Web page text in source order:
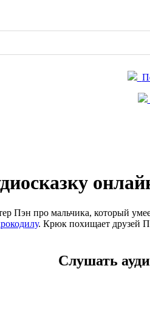
Пэн про мальчика, который
. Крюк похищает друзей
Слушать